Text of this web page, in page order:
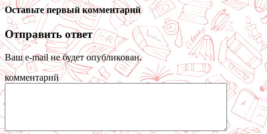
Оставьте первый комментарий
Отправить ответ
Ваш e-mail не будет опубликован.
комментарий